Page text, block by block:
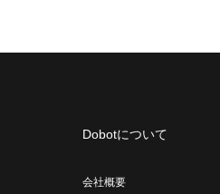
Dobotについて
会社概要